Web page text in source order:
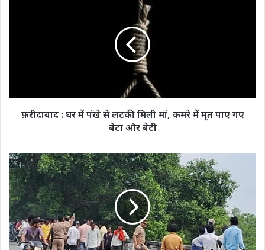
मां,
गए
बेटा
और
बेटी
फ़रीदाबाद : घर में पंखे से लटकी मिली मां, कमरे में मृत पाए गए
बेटा और बेटी
घर
फोन
कर
नदी
में
कूदने
की
बात